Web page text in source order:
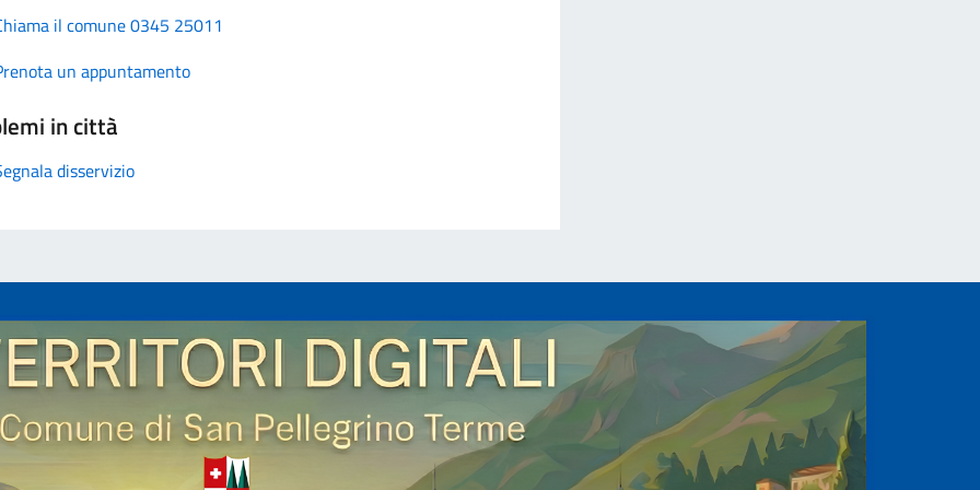
il comune 0345 25011
un appuntamento
in città
disservizio